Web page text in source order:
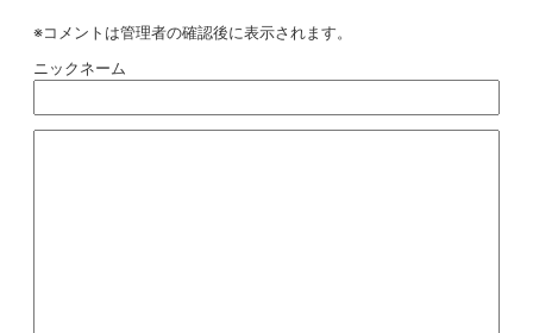
※コメントは管理者の確認後に表示されます。
ニックネーム